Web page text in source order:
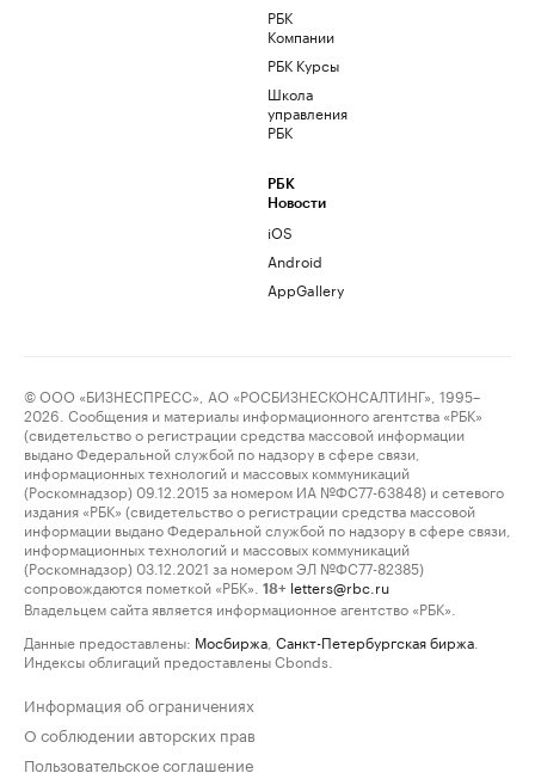
РБК
Компании
РБК Курсы
Школа
управления
РБК
РБК
Новости
iOS
Android
AppGallery
© ООО «БИЗНЕСПРЕСС», АО «РОСБИЗНЕСКОНСАЛТИНГ», 1995–
2026. Сообщения и материалы информационного агентства «РБК»
(свидетельство о регистрации средства массовой информации
выдано Федеральной службой по надзору в сфере связи,
информационных технологий и массовых коммуникаций
(Роскомнадзор) 09.12.2015 за номером ИА №ФС77-63848) и сетевого
издания «РБК» (свидетельство о регистрации средства массовой
информации выдано Федеральной службой по надзору в сфере связи,
информационных технологий и массовых коммуникаций
(Роскомнадзор) 03.12.2021 за номером ЭЛ №ФС77-82385)
сопровождаются пометкой «РБК».
18+ letters@rbc.ru
Владельцем сайта является информационное агентство «РБК».
Данные предоставлены: Мосбиржа Санкт-Петербургская биржа
Индексы облигаций предоставлены Cbonds.
Информация об ограничениях
О соблюдении авторских прав
Пользовательское соглашение